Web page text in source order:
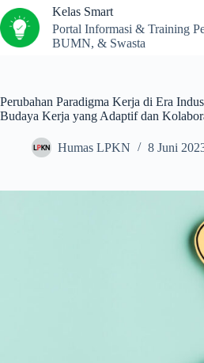
Kelas Smart
Portal Informasi & Training
BUMN, & Swasta
Perubahan Paradigma Kerja di Era
Budaya Kerja yang Adaptif dan
Humas LPKN 8 Juni